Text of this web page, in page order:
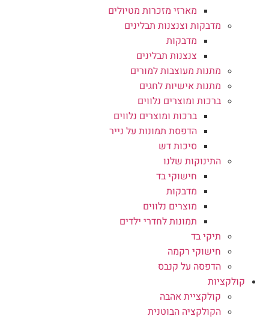
מארזי מזכרות מטיולים
מדבקות וצנצנות תבלינים
מדבקות
צנצנות תבלינים
מתנות מעוצבות למורים
מתנות אישיות לחגים
ברכות ומוצרים נלווים
ברכות ומוצרים נלווים
הדפסת תמונות על נייר
סיכות דש
התינוקות שלנו
חישוקי בד
מדבקות
מוצרים נלווים
תמונות לחדרי ילדים
תיקי בד
חישוקי רקמה
הדפסה על קנבס
קולקציות
קולקציית אהבה
הקולקציה הבוטנית